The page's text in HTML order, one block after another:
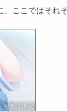
こではそれ